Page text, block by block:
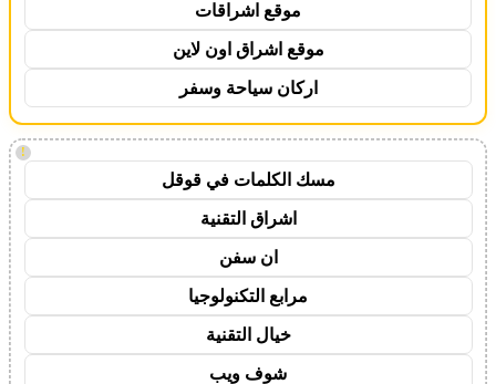
موقع اشراقات
موقع اشراق اون لاين
اركان سياحة وسفر
!
مسك الكلمات في قوقل
اشراق التقنية
ان سفن
مرابع التكنولوجيا
خيال التقنية
شوف ويب